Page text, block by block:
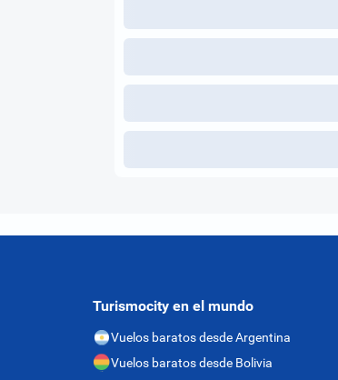
Turismocity en el mundo
Vuelos baratos desde Argentina
Vuelos baratos desde Bolivia